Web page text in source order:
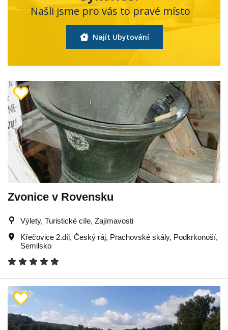
Našli jsme pro vás to pravé místo
Najít Ubytování
Zvonice v Rovensku
Výlety, Turistické cíle, Zajímavosti
Křečovice 2.díl, Český ráj, Prachovské skály, Podkrkonoší,
Semilsko